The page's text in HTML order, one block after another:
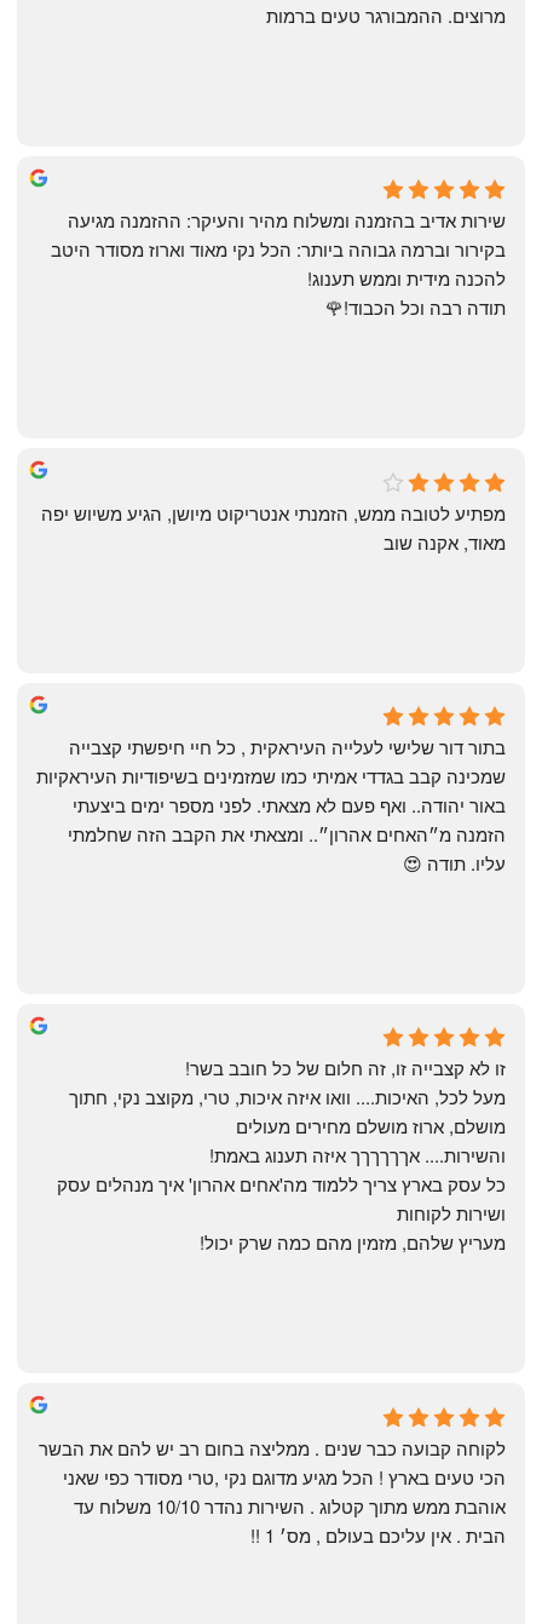
May Azulay
a month ago
מרוצים. ההמבורגר טעים ברמות
michal gottfried
4 months ago
להכנה מידית וממש תענוג!
תודה רבה וכל הכבוד!🌹
שי
4 months ago
מאוד, אקנה שוב
Yonatan Menashe
6 months ago
עליו. תודה 😍
Shahaf Bendarker
6 months ago
זו לא קצבייה זו, זה חלום של כל חובב בשר!
מושלם, ארוז מושלם מחירים מעולים
והשירות.... אךךךךךך איזה תענוג באמת!
ושירות לקוחות
מעריץ שלהם, מזמין מהם כמה שרק יכול!
הבית . אין עליכם בעולם , מס׳ 1 !!